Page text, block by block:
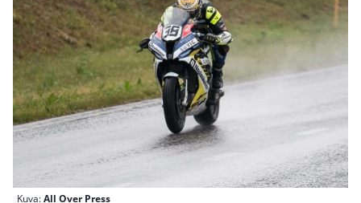
Kuva:All Over Press